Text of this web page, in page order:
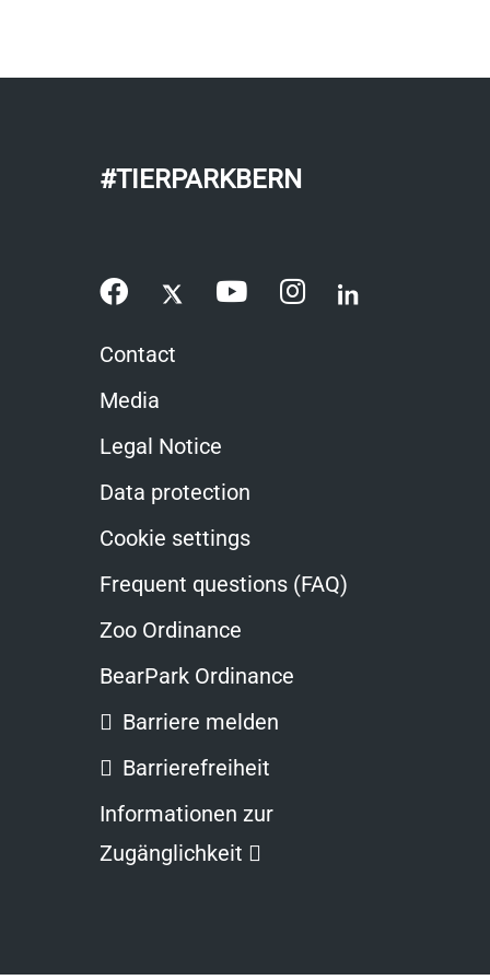
#TIERPARKBERN
Contact
Media
Legal Notice
Data protection
Cookie settings
Frequent questions (FAQ)
Zoo Ordinance
BearPark Ordinance
Barriere melden
Barrierefreiheit
Informationen zur
Zugänglichkeit
new